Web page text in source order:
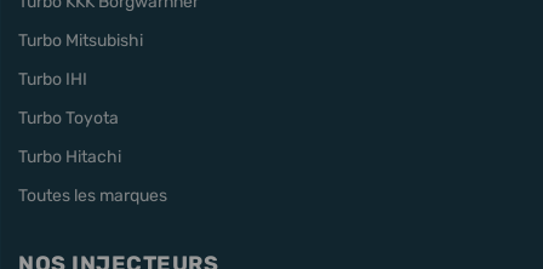
Turbo Mitsubishi
Turbo IHI
Turbo Toyota
Turbo Hitachi
Toutes les marques
NOS INJECTEURS